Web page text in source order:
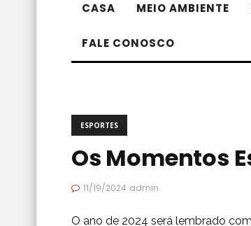
CASA MEIO AMBIENTE
FALE CONOSCO
ESPORTES
Os Momentos
11/19/2024 admin
O ano de 2024 será lembrado